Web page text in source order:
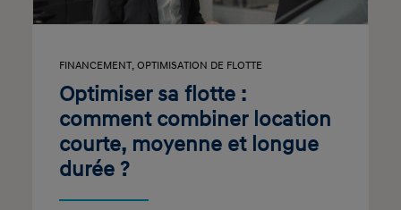
FINANCEMENT, OPTIMISATION DE FLOTTE
Optimiser sa flotte :
comment combiner location
courte, moyenne et longue
durée ?